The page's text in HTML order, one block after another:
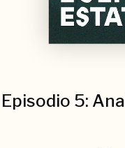
Episodio 5: